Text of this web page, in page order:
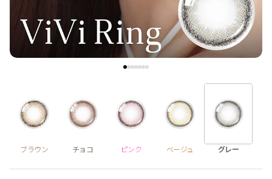
ブラック
ヘーゼル
グリーン
ピンク
ハロウィンカラコン
ケア用品
ブラウン チョコ ピンク ベージュ グレー